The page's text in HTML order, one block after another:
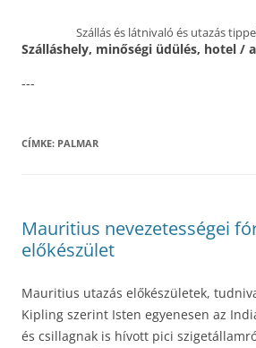
Szállás és látnivaló és utazás
Szálláshely, minőségi üdülés, hotel /
---
CÍMKE: PALMAR
Mauritius nevezetességei
előkészület
Mauritius utazás előkészületek,
Kipling szerint Isten egyenesen az
és csillagnak is hívott pici